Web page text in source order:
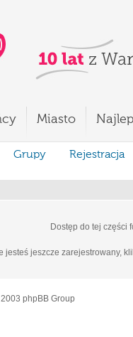
Miasto
Grupy Rejestracja
Dostęp do tej części
jesteś jeszcze zarejestrowany,
phpBB Group